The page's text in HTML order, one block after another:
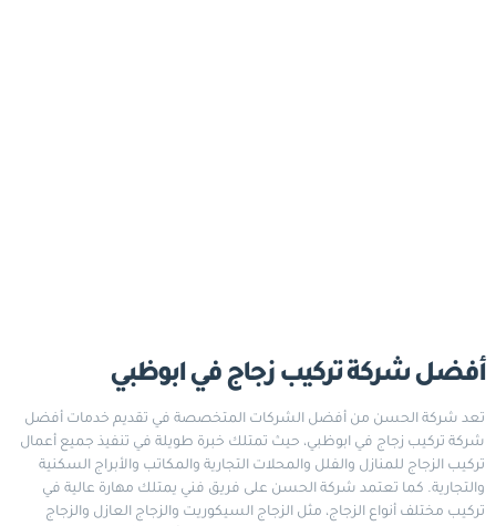
أفضل شركة تركيب زجاج في ابوظبي
تعد شركة الحسن من أفضل الشركات المتخصصة في تقديم خدمات أفضل
شركة تركيب زجاج في ابوظبي، حيث تمتلك خبرة طويلة في تنفيذ جميع أعمال
تركيب الزجاج للمنازل والفلل والمحلات التجارية والمكاتب والأبراج السكنية
والتجارية. كما تعتمد شركة الحسن على فريق فني يمتلك مهارة عالية في
تركيب مختلف أنواع الزجاج، مثل الزجاج السيكوريت والزجاج العازل والزجاج